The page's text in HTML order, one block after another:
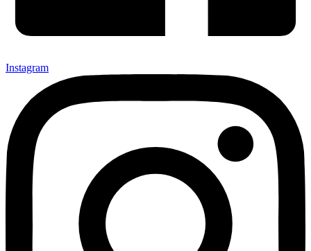
Instagram